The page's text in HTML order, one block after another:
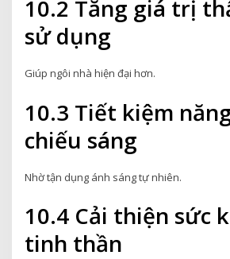
10.2 Tăng giá trị
sử dụng
Giúp ngôi nhà hiện đại hơn.
10.3 Tiết kiệm
chiếu sáng
Nhờ tận dụng ánh sáng tự nhiên.
10.4 Cải thiện sức
tinh thần